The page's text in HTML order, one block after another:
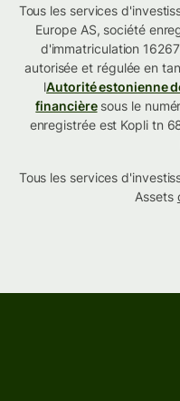
Tous les services
Europe AS, société
d'immatriculation
autorisée et régulée en
lAutorité estonienne
financièresous le
enregistrée est Kopli tn
Tous les services
Assets